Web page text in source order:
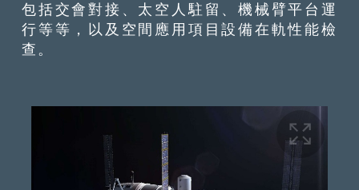
包括交會對接、太空人駐留、機械臂平台運
行等等，以及空間應用項目設備在軌性能檢
查。